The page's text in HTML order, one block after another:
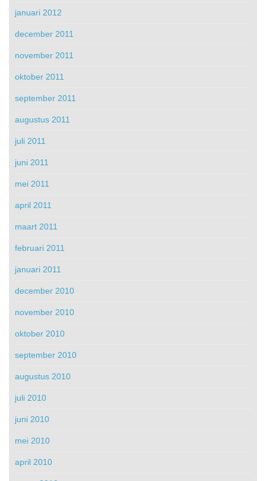
januari 2012
december 2011
november 2011
oktober 2011
september 2011
augustus 2011
juli 2011
juni 2011
mei 2011
april 2011
maart 2011
februari 2011
januari 2011
december 2010
november 2010
oktober 2010
september 2010
augustus 2010
juli 2010
juni 2010
mei 2010
april 2010